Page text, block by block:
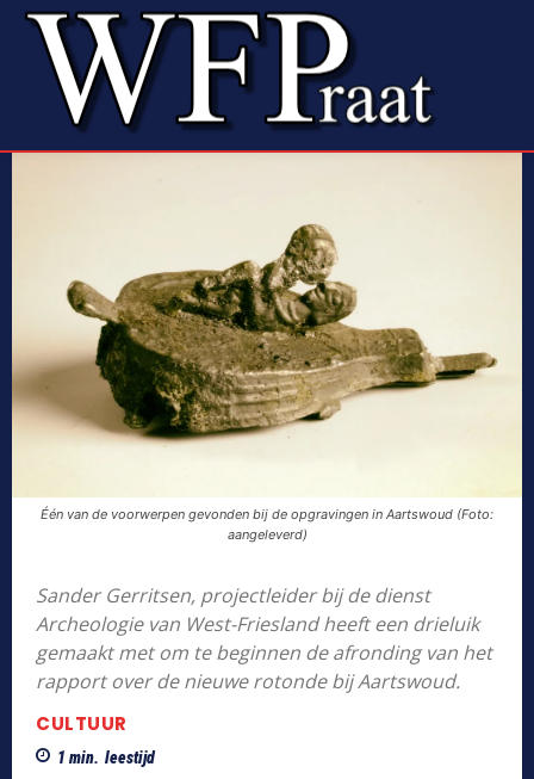
Één van de voorwerpen gevonden bij de opgravingen in Aartswoud (Foto:
aangeleverd)
Sander Gerritsen, projectleider bij de dienst
Archeologie van West-Friesland heeft een drieluik
gemaakt met om te beginnen de afronding van het
rapport over de nieuwe rotonde bij Aartswoud.
CULTUUR
1 min. leestijd